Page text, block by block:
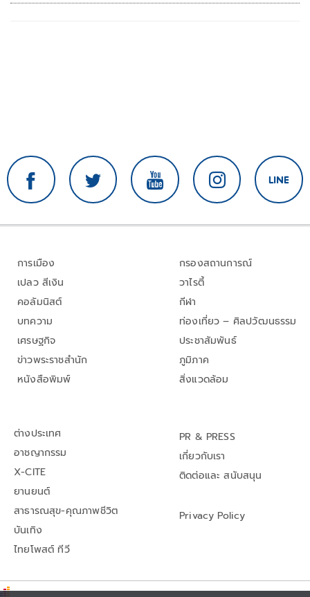
การเมือง
เปลว สีเงิน
คอลัมนิสต์
บทความ
เศรษฐกิจ
ข่าวพระราชสำนัก
หนังสือพิมพ์
กรองสถานการณ์
วาไรตี้
กีฬา
ท่องเที่ยว – ศิลปวัฒนธรรม
ประชาสัมพันธ์
ภูมิภาค
สิ่งแวดล้อม
ต่างประเทศ
อาชญากรรม
X-CITE
ยานยนต์
สาธารณสุข-คุณภาพชีวิต
บันเทิง
ไทยโพสต์ ทีวี
PR & PRESS
เกี่ยวกับเรา
ติดต่อและ สนับสนุน
Privacy Policy